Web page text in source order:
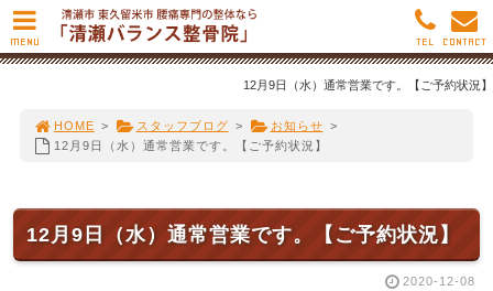
12月9日（水）通常営業です。【ご予約状況】
HOME > スタッフブログ > お知らせ >
12月9日（水）通常営業です。【ご予約状況】
12月9日（水）通常営業です。【ご予約状況】
2020-12-08
MENU CONTACT
TEL